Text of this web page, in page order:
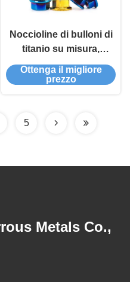
Noccioline di bulloni di
titanio su misura,
forgiate per applicazioni
ad alta temperatura
Ottenga il migliore
prezzo
5
Metals Co.,